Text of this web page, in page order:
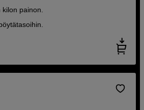
painon.